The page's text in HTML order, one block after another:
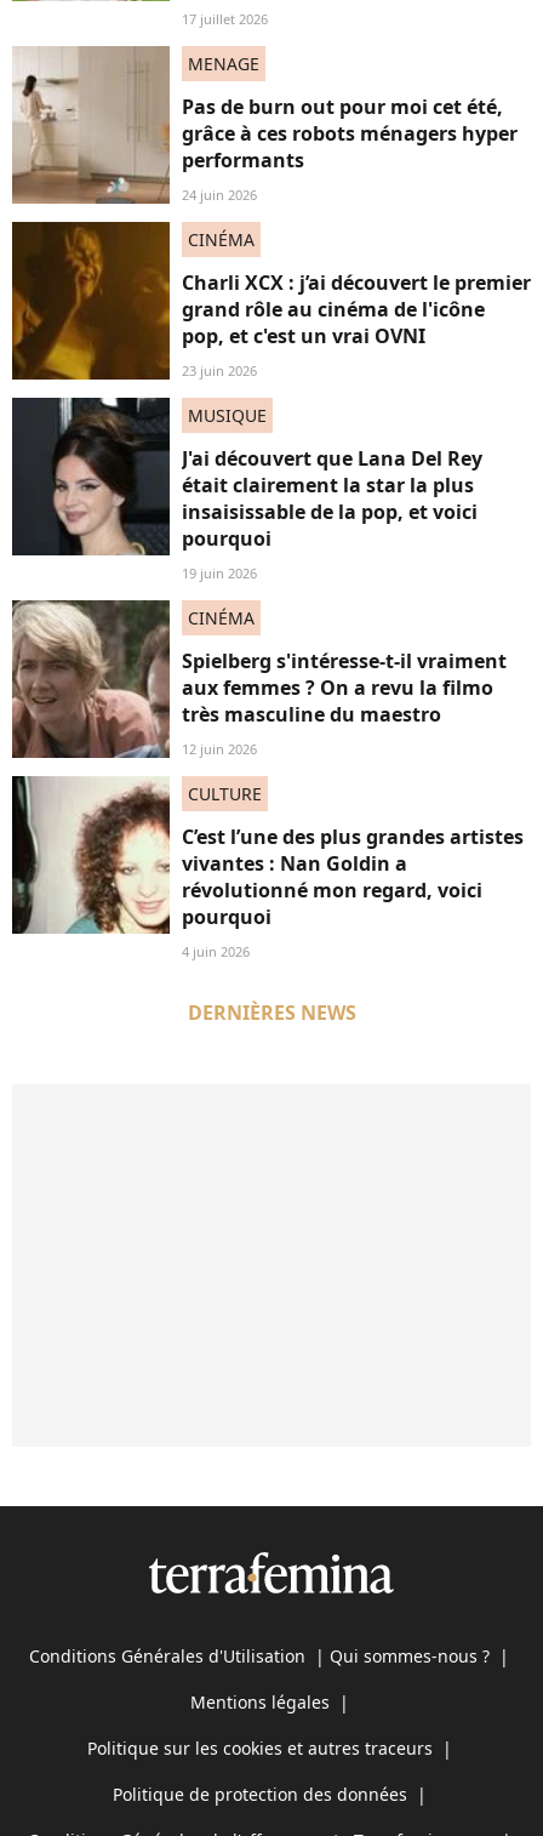
17 juillet 2026
MENAGE
Pas de burn out pour moi cet été,
grâce à ces robots ménagers hyper
performants
24 juin 2026
CINÉMA
Charli XCX : j’ai découvert le premier
grand rôle au cinéma de l'icône
pop, et c'est un vrai OVNI
23 juin 2026
MUSIQUE
J'ai découvert que Lana Del Rey
était clairement la star la plus
insaisissable de la pop, et voici
pourquoi
19 juin 2026
CINÉMA
Spielberg s'intéresse-t-il vraiment
aux femmes ? On a revu la filmo
très masculine du maestro
12 juin 2026
CULTURE
C’est l’une des plus grandes artistes
vivantes : Nan Goldin a
révolutionné mon regard, voici
pourquoi
4 juin 2026
DERNIÈRES NEWS
Conditions Générales d'Utilisation | Qui sommes-nous ? |
Mentions légales |
Politique sur les cookies et autres traceurs |
Politique de protection des données |